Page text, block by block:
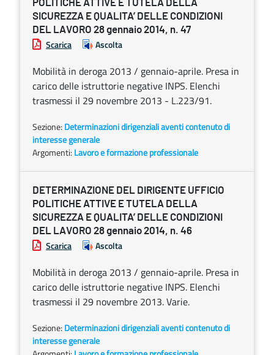
POLITICHE ATTIVE E TUTELA DELLA
SICUREZZA E QUALITA’ DELLE CONDIZIONI
DEL LAVORO 28 gennaio 2014, n. 47
Scarica Ascolta
Mobilità in deroga 2013 / gennaio-aprile. Presa in
carico delle istruttorie negative INPS. Elenchi
trasmessi il 29 novembre 2013 - L.223/91.
Sezione: Determinazioni dirigenziali aventi contenuto di
interesse generale
Argomenti: Lavoro e formazione professionale
DETERMINAZIONE DEL DIRIGENTE UFFICIO
POLITICHE ATTIVE E TUTELA DELLA
SICUREZZA E QUALITA’ DELLE CONDIZIONI
DEL LAVORO 28 gennaio 2014, n. 46
Scarica Ascolta
Mobilità in deroga 2013 / gennaio-aprile. Presa in
carico delle istruttorie negative INPS. Elenchi
trasmessi il 29 novembre 2013. Varie.
Sezione: Determinazioni dirigenziali aventi contenuto di
interesse generale